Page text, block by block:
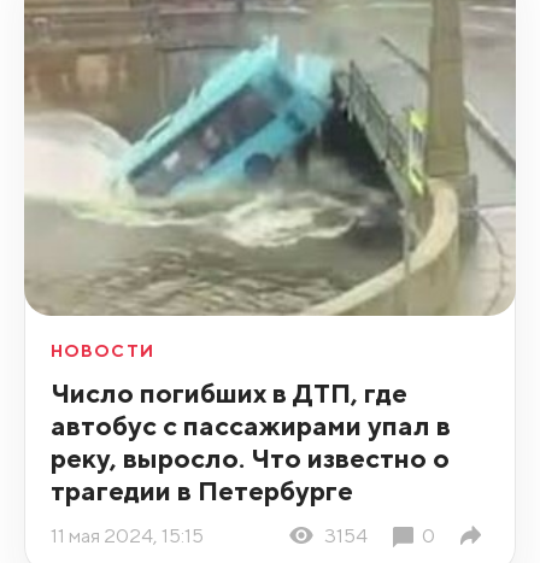
НОВОСТИ
Число погибших в ДТП, где
автобус с пассажирами упал в
реку, выросло. Что известно о
трагедии в Петербурге
11 мая 2024, 15:15 3154 0